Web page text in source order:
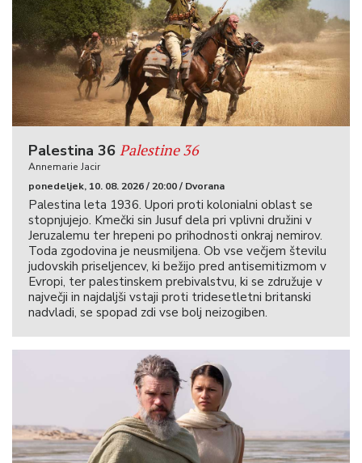
Palestina 36 Palestine 36
Annemarie Jacir
ponedeljek, 10. 08. 2026 / 20:00 / Dvorana
Palestina leta 1936. Upori proti kolonialni oblast se
stopnjujejo. Kmečki sin Jusuf dela pri vplivni družini v
Jeruzalemu ter hrepeni po prihodnosti onkraj nemirov.
Toda zgodovina je neusmiljena. Ob vse večjem številu
judovskih priseljencev, ki bežijo pred antisemitizmom v
Evropi, ter palestinskem prebivalstvu, ki se združuje v
največji in najdaljši vstaji proti tridesetletni britanski
nadvladi, se spopad zdi vse bolj neizogiben.